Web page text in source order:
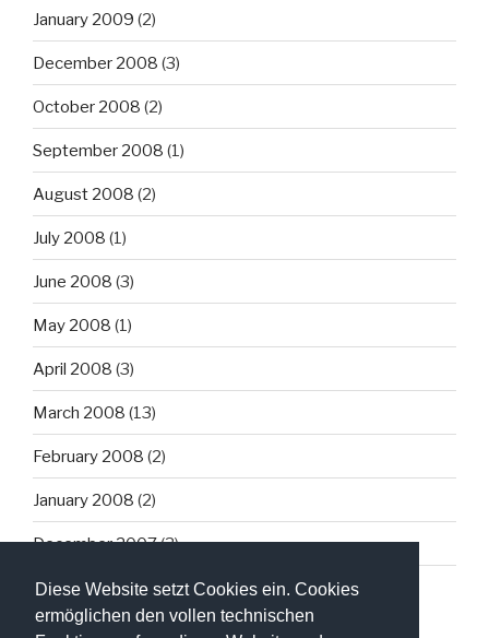
Diese Website setzt Cookies ein. Cookies
ermöglichen den vollen technischen
January 2009 (2)
December 2008 (3)
October 2008 (2)
September 2008 (1)
August 2008 (2)
July 2008 (1)
June 2008 (3)
May 2008 (1)
April 2008 (3)
March 2008 (13)
February 2008 (2)
January 2008 (2)
December 2007(3)